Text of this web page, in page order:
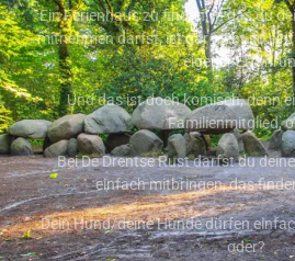
Ein Ferienhaus zu finden, in das du
mitnehmen darfst, ist gar nicht so
eigener
Und das ist doch komisch, denn
Familienmitglied,
Bei De Drentse Rust darfst du
einfach mitbringen, das
Dein Hund/deine Hunde dürfen
oder?